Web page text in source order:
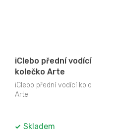
iClebo přední vodící
kolečko Arte
iClebo přední vodící kolo
Arte
Skladem